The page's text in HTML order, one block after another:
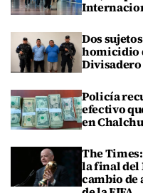
Dos
homicidio
Divisadero
Policía
efectivo
en
The
la final del
cambio de